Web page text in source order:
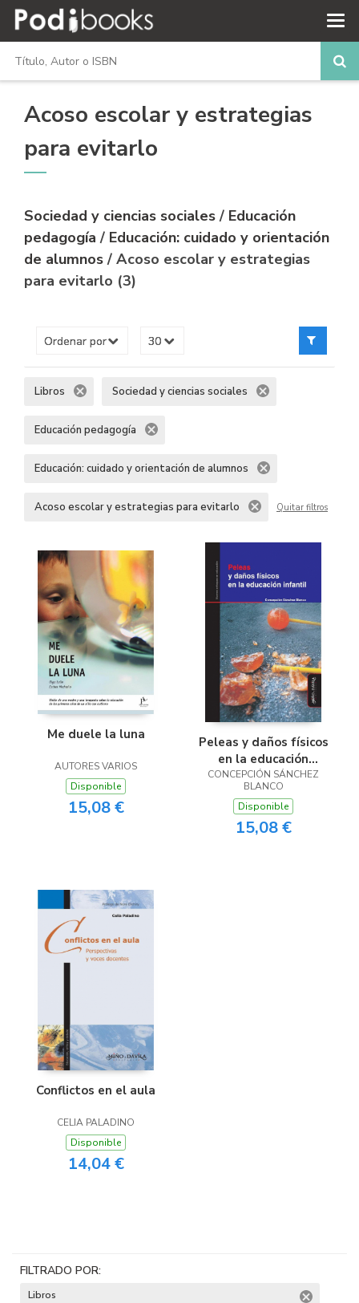
Acoso escolar y estrategias
para evitarlo
Sociedad y ciencias sociales/ Educación
pedagogía/ Educación: cuidado y orientación
de alumnos/ Acoso escolar y estrategias
para evitarlo (3)
Libros Sociedad y ciencias sociales
Educación pedagogía
Educación: cuidado y orientación de alumnos
Acoso escolar y estrategias para evitarlo Quitar filtros
Me duele la luna
AUTORES VARIOS
Disponible
15,08 €
Peleas y daños físicos
en la educación
infantil
CONCEPCIÓN SÁNCHEZ
BLANCO
Disponible
15,08 €
Conflictos en el aula
CELIA PALADINO
Disponible
14,04 €
FILTRADO POR:
Libros